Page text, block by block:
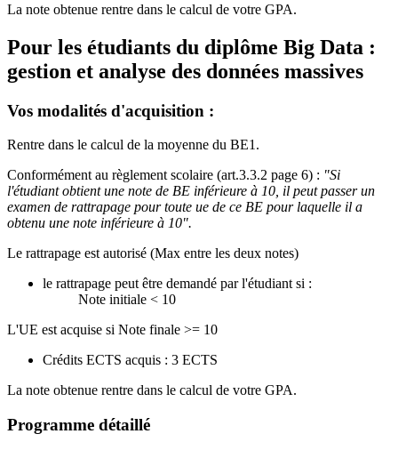
La note obtenue rentre dans le calcul de votre GPA.
Pour les étudiants du diplôme Big Data :
gestion et analyse des données massives
Vos modalités d'acquisition :
Rentre dans le calcul de la moyenne du BE1.
Conformément au règlement scolaire (art.3.3.2 page 6) : "Si
l'étudiant obtient une note de BE inférieure à 10, il peut passer un
examen de rattrapage pour toute ue de ce BE pour laquelle il a
obtenu une note inférieure à 10".
Le rattrapage est autorisé (Max entre les deux notes)
le rattrapage peut être demandé par l'étudiant si :
Note initiale < 10
L'UE est acquise si Note finale >= 10
Crédits ECTS acquis : 3 ECTS
La note obtenue rentre dans le calcul de votre GPA.
Programme détaillé